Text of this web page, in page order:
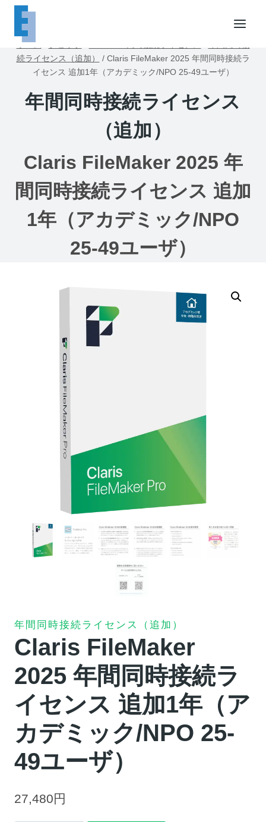
ホーム
続ライセンス（追加）
/ Claris FileMaker 2025 年間同時接続ラ
イセンス 追加1年（アカデミック/NPO 25-49ユーザ）
年間同時接続ライセンス
（追加）
Claris FileMaker 2025 年
間同時接続ライセンス 追加
1年（アカデミック/NPO
25-49ユーザ）
年間同時接続ライセンス（追加）
Claris FileMaker
2025 年間同時接続ラ
イセンス 追加1年（ア
カデミック/NPO 25-
49ユーザ）
27,480円